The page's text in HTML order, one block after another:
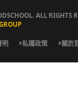
ALL RIGHTS
明 私隱政策 關於